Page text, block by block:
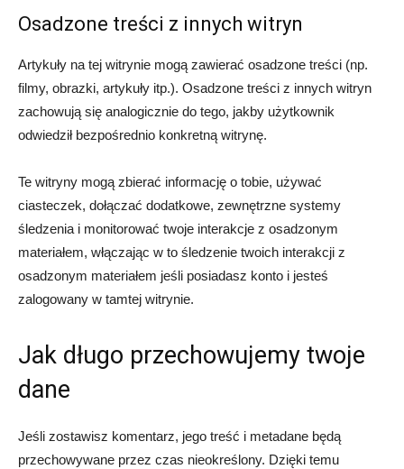
Osadzone treści z innych witryn
Artykuły na tej witrynie mogą zawierać osadzone treści (np.
filmy, obrazki, artykuły itp.). Osadzone treści z innych witryn
zachowują się analogicznie do tego, jakby użytkownik
odwiedził bezpośrednio konkretną witrynę.
Te witryny mogą zbierać informację o tobie, używać
ciasteczek, dołączać dodatkowe, zewnętrzne systemy
śledzenia i monitorować twoje interakcje z osadzonym
materiałem, włączając w to śledzenie twoich interakcji z
osadzonym materiałem jeśli posiadasz konto i jesteś
zalogowany w tamtej witrynie.
Jak długo przechowujemy twoje
dane
Jeśli zostawisz komentarz, jego treść i metadane będą
przechowywane przez czas nieokreślony. Dzięki temu